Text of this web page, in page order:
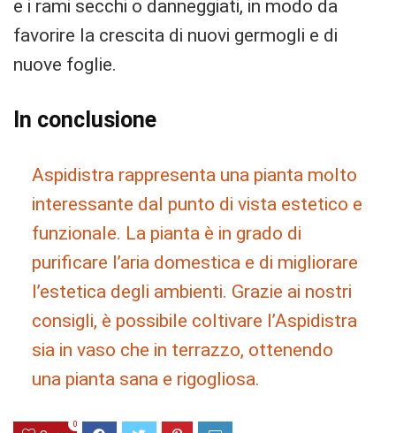
e i rami secchi o danneggiati, in modo da
favorire la crescita di nuovi germogli e di
nuove foglie.
In conclusione
Aspidistra rappresenta una pianta molto
interessante dal punto di vista estetico e
funzionale. La pianta è in grado di
purificare l’aria domestica e di migliorare
l’estetica degli ambienti. Grazie ai nostri
consigli, è possibile coltivare l’Aspidistra
sia in vaso che in terrazzo, ottenendo
una pianta sana e rigogliosa.
0